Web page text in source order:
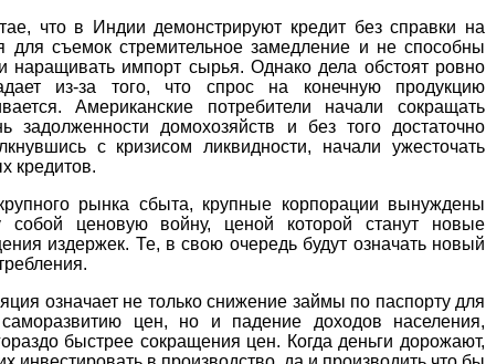
что в Индии демонстрируют кредит без справки на
для съемок стремительное замедление и не способны
наращивать импорт сырья. Однако дела обстоят ровно
из-за того, что спрос на конечную продукцию
Американские потребители начали сокращать
задолженности домохозяйств и без того достаточно
с кризисом ликвидности, начали ужесточать
кредитов.
рынка сбыта, крупные корпорации вынуждены
собой ценовую войну, ценой которой станут новые
издержек. Те, в свою очередь будут означать новый
означает не только снижение займы по паспорту для
цен, но и падение доходов населения,
быстрее сокращения цен. Когда деньги дорожают,